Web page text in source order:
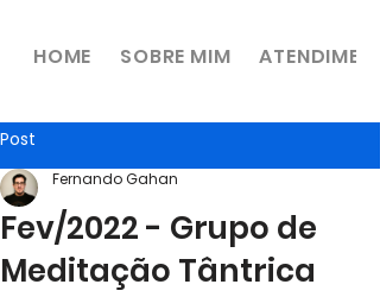
HOME SOBRE MIM
Post
Fev/2022 - Grupo de
Meditação Tântrica
Fernando Gahan